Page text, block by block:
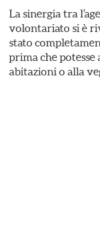
​La sinergia tra
volontariato si è
stato
prima che
abitazioni o alla